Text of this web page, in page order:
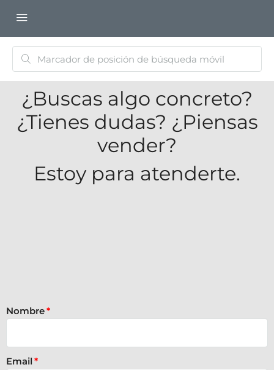
¿Buscas algo concreto?
¿Tienes dudas? ¿Piensas
vender?
Estoy para atenderte.
Nombre
Email